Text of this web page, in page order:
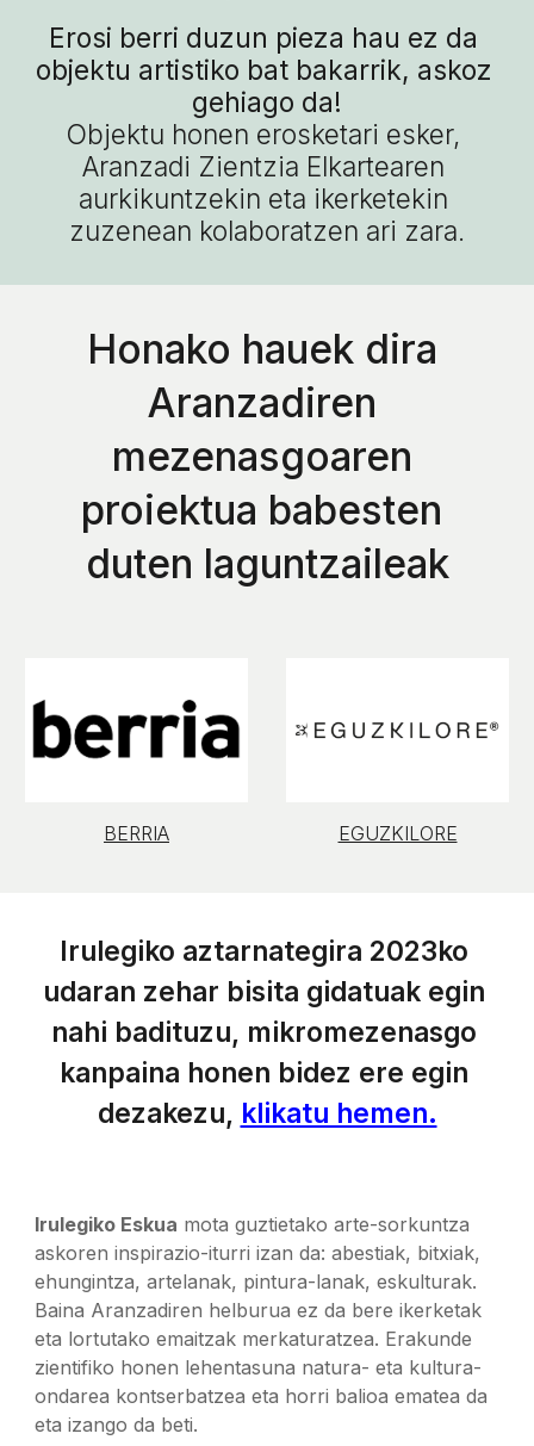
Erosi berri duzun pieza hau ez da
objektu artistiko bat bakarrik, askoz
gehiago da!
Objektu honen erosketari esker,
Aranzadi Zientzia Elkartearen
aurkikuntzekin eta ikerketekin
zuzenean kolaboratzen ari zara.
Honako hauek dira
Aranzadiren
mezenasgoaren
proiektua babesten
duten laguntzaileak
BERRIA EGUZKILORE
Irulegiko aztarnategira 2023ko
udaran zehar bisita gidatuak egin
nahi badituzu, mikromezenasgo
kanpaina honen bidez ere egin
dezakezu, klikatu hemen.
Irulegiko Eskua mota guztietako arte-sorkuntza
askoren inspirazio-iturri izan da: abestiak, bitxiak,
ehungintza, artelanak, pintura-lanak, eskulturak.
Baina Aranzadiren helburua ez da bere ikerketak
eta lortutako emaitzak merkaturatzea. Erakunde
zientifiko honen lehentasuna natura- eta kultura-
ondarea kontserbatzea eta horri balioa ematea da
eta izango da beti.